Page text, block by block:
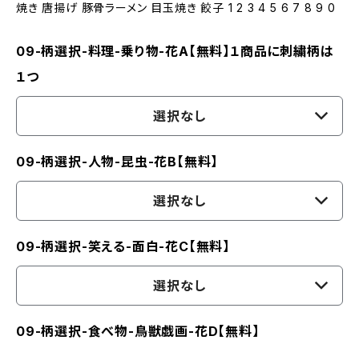
焼き 唐揚げ 豚骨ラーメン 目玉焼き 餃子 1 2 3 4 5 6 7 8 9 0
09-柄選択-料理-乗り物-花A【無料】１商品に刺繍柄は
１つ
選択なし
09-柄選択-人物-昆虫-花B【無料】
選択なし
09-柄選択-笑える-面白-花C【無料】
選択なし
09-柄選択-食べ物-鳥獣戯画-花D【無料】